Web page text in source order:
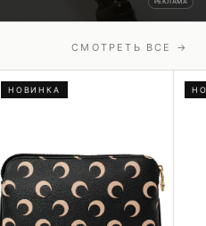
СМОТРЕТЬ ВСЕ →
НОВИНКА